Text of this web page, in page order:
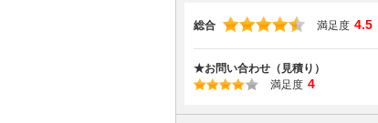
総合 満足度 4.5
★お問い合わせ（見積り）
満足度 4